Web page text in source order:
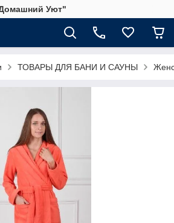
Уют"
ТОВАРЫ ДЛЯ БАНИ И САУНЫ